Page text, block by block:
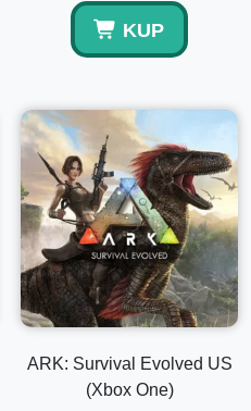
KUP
ARK: Survival Evolved US
(Xbox One)